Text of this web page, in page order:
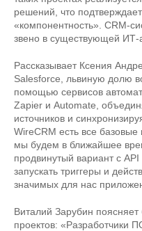
решений, что
«компонентность». CRM-
звено в существующей ИТ-
Рассказывает Ксения
Salesforce, львиную долю
помощью сервисов
Zapier и Automate,
источников и
WireCRM есть все
мы будем в ближайшее
продвинутый вариант с
запускать триггеры и
значимых для нас
Виталий Зарубин
проектов: «Разработчики